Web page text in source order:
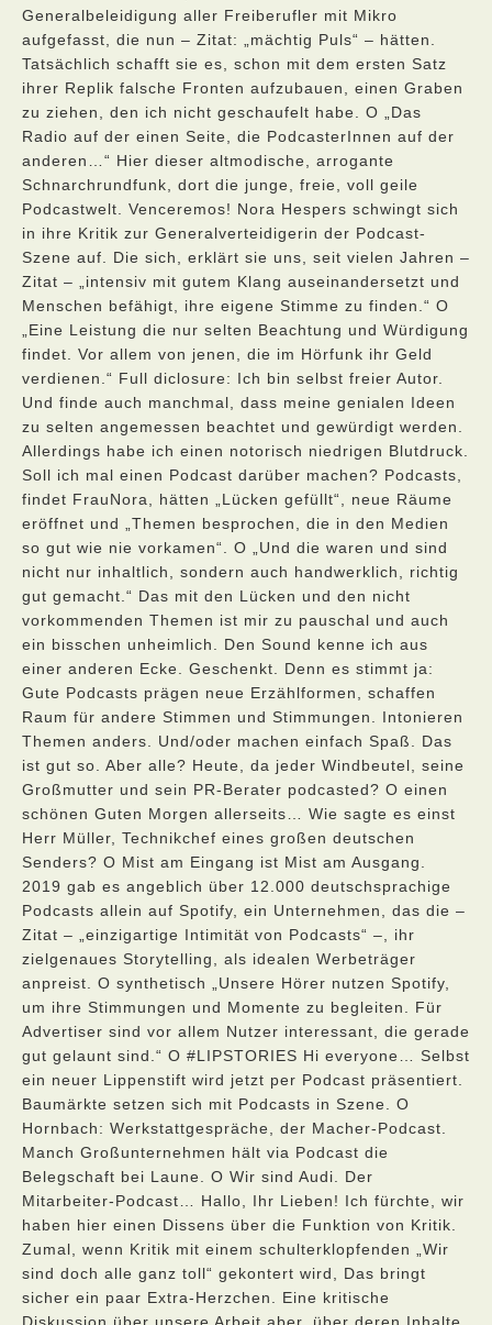
Generalbeleidigung aller Freiberufler mit Mikro
aufgefasst, die nun – Zitat: „mächtig Puls“ – hätten.
Tatsächlich schafft sie es, schon mit dem ersten Satz
ihrer Replik falsche Fronten aufzubauen, einen Graben
zu ziehen, den ich nicht geschaufelt habe. O „Das
Radio auf der einen Seite, die PodcasterInnen auf der
anderen…“ Hier dieser altmodische, arrogante
Schnarchrundfunk, dort die junge, freie, voll geile
Podcastwelt. Venceremos! Nora Hespers schwingt sich
in ihre Kritik zur Generalverteidigerin der Podcast-
Szene auf. Die sich, erklärt sie uns, seit vielen Jahren –
Zitat – „intensiv mit gutem Klang auseinandersetzt und
Menschen befähigt, ihre eigene Stimme zu finden.“ O
„Eine Leistung die nur selten Beachtung und Würdigung
findet. Vor allem von jenen, die im Hörfunk ihr Geld
verdienen.“ Full diclosure: Ich bin selbst freier Autor.
Und finde auch manchmal, dass meine genialen Ideen
zu selten angemessen beachtet und gewürdigt werden.
Allerdings habe ich einen notorisch niedrigen Blutdruck.
Soll ich mal einen Podcast darüber machen? Podcasts,
findet FrauNora, hätten „Lücken gefüllt“, neue Räume
eröffnet und „Themen besprochen, die in den Medien
so gut wie nie vorkamen“. O „Und die waren und sind
nicht nur inhaltlich, sondern auch handwerklich, richtig
gut gemacht.“ Das mit den Lücken und den nicht
vorkommenden Themen ist mir zu pauschal und auch
ein bisschen unheimlich. Den Sound kenne ich aus
einer anderen Ecke. Geschenkt. Denn es stimmt ja:
Gute Podcasts prägen neue Erzählformen, schaffen
Raum für andere Stimmen und Stimmungen. Intonieren
Themen anders. Und/oder machen einfach Spaß. Das
ist gut so. Aber alle? Heute, da jeder Windbeutel, seine
Großmutter und sein PR-Berater podcasted? O einen
schönen Guten Morgen allerseits… Wie sagte es einst
Herr Müller, Technikchef eines großen deutschen
Senders? O Mist am Eingang ist Mist am Ausgang.
2019 gab es angeblich über 12.000 deutschsprachige
Podcasts allein auf Spotify, ein Unternehmen, das die –
Zitat – „einzigartige Intimität von Podcasts“ –, ihr
zielgenaues Storytelling, als idealen Werbeträger
anpreist. O synthetisch „Unsere Hörer nutzen Spotify,
um ihre Stimmungen und Momente zu begleiten. Für
Advertiser sind vor allem Nutzer interessant, die gerade
gut gelaunt sind.“ O #LIPSTORIES Hi everyone… Selbst
ein neuer Lippenstift wird jetzt per Podcast präsentiert.
Baumärkte setzen sich mit Podcasts in Szene. O
Hornbach: Werkstattgespräche, der Macher-Podcast.
Manch Großunternehmen hält via Podcast die
Belegschaft bei Laune. O Wir sind Audi. Der
Mitarbeiter-Podcast… Hallo, Ihr Lieben! Ich fürchte, wir
haben hier einen Dissens über die Funktion von Kritik.
Zumal, wenn Kritik mit einem schulterklopfenden „Wir
sind doch alle ganz toll“ gekontert wird, Das bringt
sicher ein paar Extra-Herzchen. Eine kritische